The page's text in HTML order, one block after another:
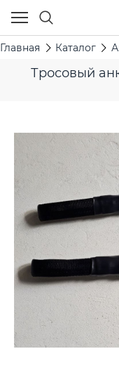
Главная Каталог
Тросовый